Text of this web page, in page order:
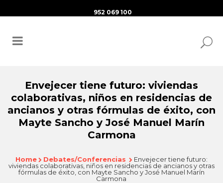
952 069 100
Envejecer tiene futuro: viviendas
colaborativas, niños en residencias de
ancianos y otras fórmulas de éxito, con
Mayte Sancho y José Manuel Marín
Carmona
Home Debates/Conferencias
Envejecer tiene futuro:
viviendas colaborativas, niños en residencias de ancianos y otras
fórmulas de éxito, con Mayte Sancho y José Manuel Marín
Carmona